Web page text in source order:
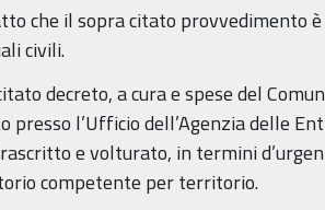
che il sopra citato provvedimento
civili.
decreto, a cura e spese del
presso l’Ufficio dell’Agenzia delle
e volturato, in termini
competente per territorio.